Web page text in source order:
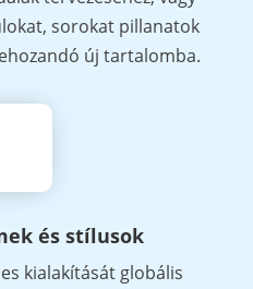
sorokat pillanatok
új tartalomba.
és stílusok
kialakítását globális